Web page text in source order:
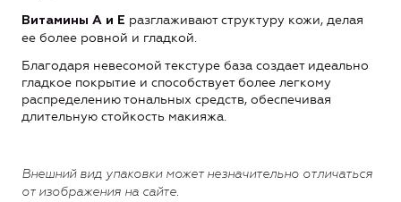
Витамины А и Е разглаживают структуру кожи, делая
ее более ровной и гладкой.
Благодаря невесомой текстуре база создает идеально
гладкое покрытие и способствует более легкому
распределению тональных средств, обеспечивая
длительную стойкость макияжа.
Внешний вид упаковки может незначительно отличаться
от изображения на сайте